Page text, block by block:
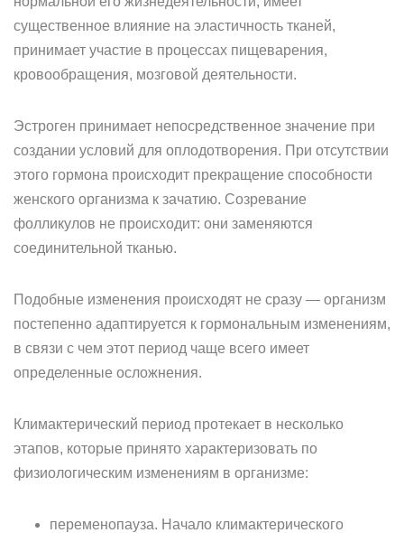
существенное влияние на эластичность тканей,
принимает участие в процессах пищеварения,
кровообращения, мозговой деятельности.
Эстроген принимает непосредственное значение при
создании условий для оплодотворения. При отсутствии
этого гормона происходит прекращение способности
женского организма к зачатию. Созревание
фолликулов не происходит: они заменяются
соединительной тканью.
Подобные изменения происходят не сразу — организм
постепенно адаптируется к гормональным изменениям,
в связи с чем этот период чаще всего имеет
определенные осложнения.
Климактерический период протекает в несколько
этапов, которые принято характеризовать по
физиологическим изменениям в организме:
переменопауза. Начало климактерического